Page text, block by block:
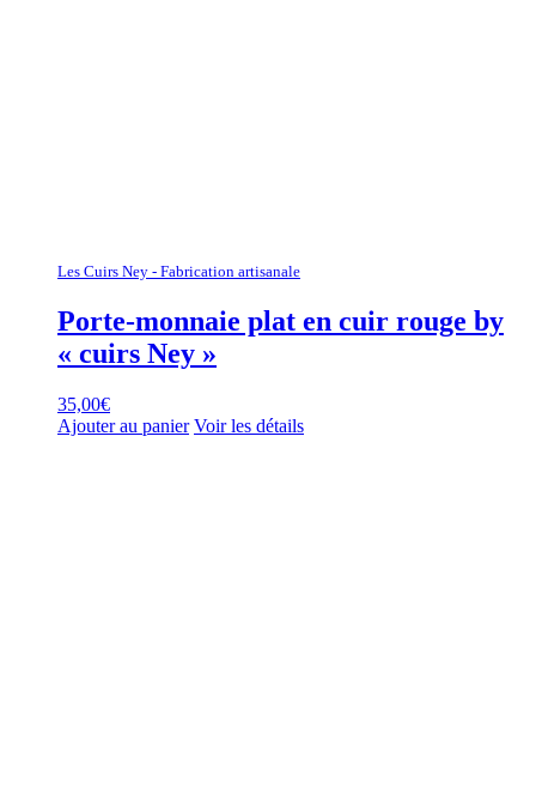
Les Cuirs Ney - Fabrication artisanale
Porte-monnaie plat en cuir rouge by
« cuirs Ney »
35,00€
Ajouter au panier Voir les détails